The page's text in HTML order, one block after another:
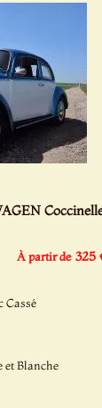
À partir de 325
Cassé
et Blanche